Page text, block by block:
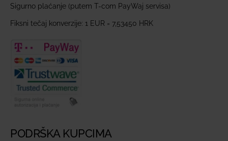
Sigurno plaćanje (putem T-com PayWaj servisa)
Fiksni tečaj konverzije: 1 EUR = 7,53450 HRK
PODRŠKA KUPCIMA